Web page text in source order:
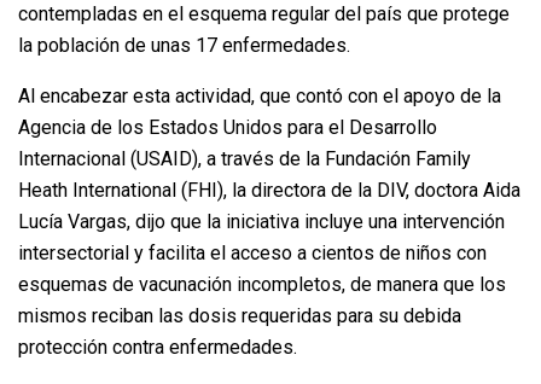
contempladas en el esquema regular del país que protege
la población de unas 17 enfermedades.
Al encabezar esta actividad, que contó con el apoyo de la
Agencia de los Estados Unidos para el Desarrollo
Internacional (USAID), a través de la Fundación Family
Heath International (FHI), la directora de la DIV, doctora Aida
Lucía Vargas, dijo que la iniciativa incluye una intervención
intersectorial y facilita el acceso a cientos de niños con
esquemas de vacunación incompletos, de manera que los
mismos reciban las dosis requeridas para su debida
protección contra enfermedades.